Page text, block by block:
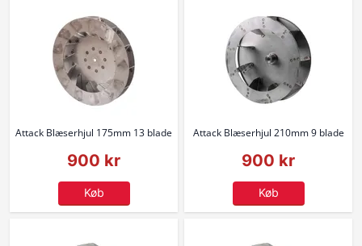
Attack Blæserhjul 175mm 13 blade
900 kr
Køb
Attack Blæserhjul 210mm 9 blade
900 kr
Køb